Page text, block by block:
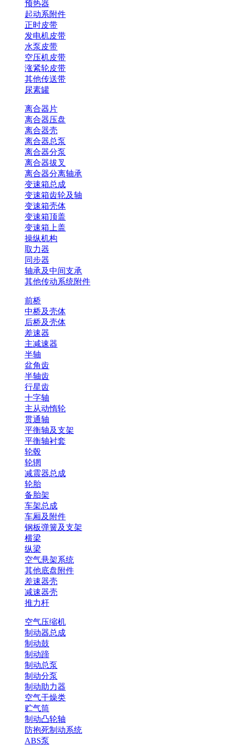
预热器
起动系附件
正时皮带
发电机皮带
水泵皮带
空压机皮带
涨紧轮皮带
其他传送带
尿素罐
离合器片
离合器压盘
离合器壳
离合器总泵
离合器分泵
离合器拔叉
离合器分离轴承
变速箱总成
变速箱齿轮及轴
变速箱壳体
变速箱顶盖
变速箱上盖
操纵机构
取力器
同步器
轴承及中间支承
其他传动系统附件
前桥
中桥及壳体
后桥及壳体
差速器
主减速器
半轴
盆角齿
半轴齿
行星齿
十字轴
主从动惰轮
贯通轴
平衡轴及支架
平衡轴衬套
轮毂
轮辋
减震器总成
轮胎
备胎架
车架总成
车厢及附件
钢板弹簧及支架
横梁
纵梁
空气悬架系统
其他底盘附件
差速器壳
减速器壳
推力杆
空气压缩机
制动器总成
制动鼓
制动蹄
制动总泵
制动分泵
制动助力器
空气干燥类
贮气筒
制动凸轮轴
防抱死制动系统
ABS泵